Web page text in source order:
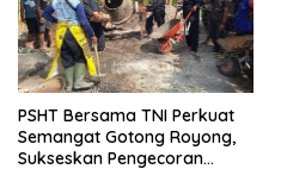
PSHT Bersama TNI Perkuat
Semangat Gotong Royong,
Sukseskan Pengecoran